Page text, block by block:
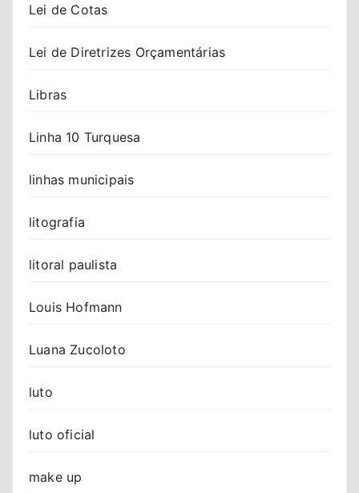
Lei de Cotas
Lei de Diretrizes Orçamentárias
Libras
Linha 10 Turquesa
linhas municipais
litografia
litoral paulista
Louis Hofmann
Luana Zucoloto
luto
luto oficial
make up